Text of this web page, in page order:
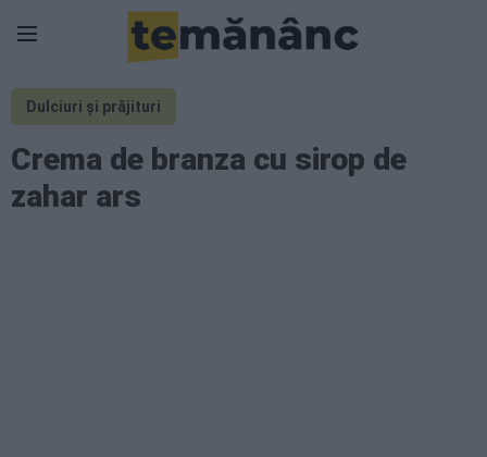
Dulciuri și prăjituri
Crema de branza cu sirop de
zahar ars